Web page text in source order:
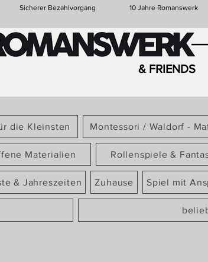
Sicherer Bezahlvorgang 10 Jahre Romanswerk
& FRIENDS
die Kleinsten Montessori / Waldorf -
Materialien Rollenspiele &
& Jahreszeiten Zuhause Spiel mit